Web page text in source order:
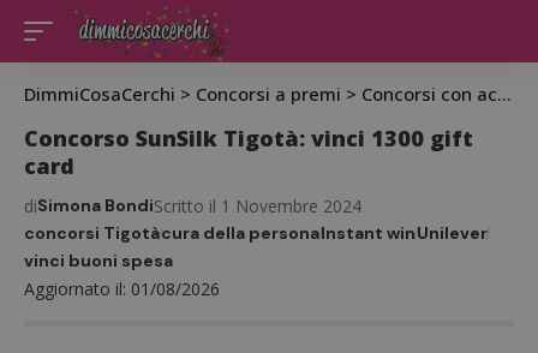
DimmiCosaCerchi > Concorsi a premi > Concorsi con acquisto
Concorso SunSilk Tigotà: vinci 1300 gift
card
Aggiornato il: 01/08/2026
diSimona BondiScritto il 1 Novembre 2024
concorsi Tigotàcura della personaInstant winUnilever
vinci buoni spesa